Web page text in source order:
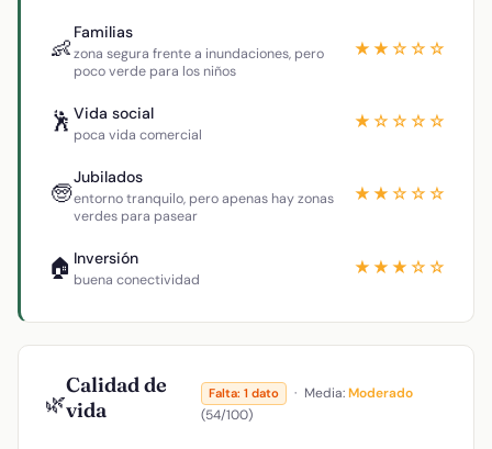
👶
Familias
zona segura frente a inundaciones, pero
poco verde para los niños
★★☆☆☆
🕺 Vida social
poca vida comercial
★☆☆☆☆
🧓
Jubilados
entorno tranquilo, pero apenas hay zonas
verdes para pasear
★★☆☆☆
🏠 Inversión
buena conectividad
★★★☆☆
🌿
Calidad de
vida
Falta: 1 dato · Media:Moderado
(54/100)